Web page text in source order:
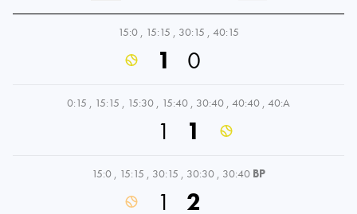
15:0 , 15:15 , 30:15 , 40:15
1 0
0:15 , 15:15 , 15:30 , 15:40 , 30:40 , 40:40 , 40:A
1 1
15:0 , 15:15 , 30:15 , 30:30 , 30:40 BP
1 2